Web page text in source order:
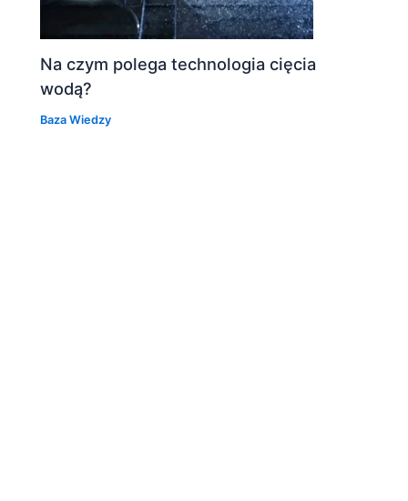
Na czym polega technologia cięcia
wodą?
Baza Wiedzy